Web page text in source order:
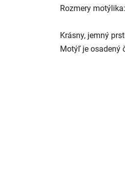
Rozmery motýlika:
Krásny, jemný
Motýľ je osadený